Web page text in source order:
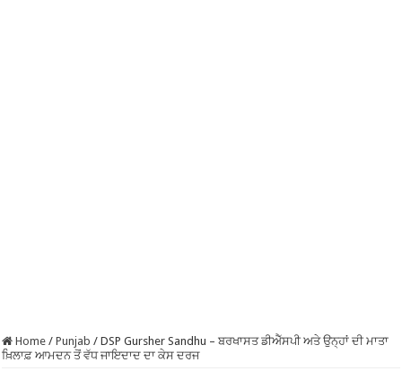
Home / Punjab / DSP Gursher Sandhu – ਬਰਖਾਸਤ ਡੀਐੱਸਪੀ ਅਤੇ ਉਨ੍ਹਾਂ ਦੀ ਮਾਤਾ
ਖ਼ਿਲਾਫ਼ ਆਮਦਨ ਤੋਂ ਵੱਧ ਜਾਇਦਾਦ ਦਾ ਕੇਸ ਦਰਜ